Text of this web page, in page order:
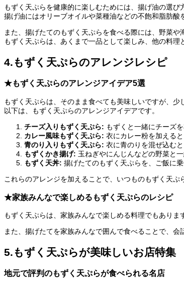
もずく天ぷらを健康的に楽しむためには、揚げ油の選び
揚げ油にはオリーブオイルや菜種油などの不飽和脂肪酸
また、揚げたてのもずく天ぷらを食べる際には、野菜
もずく天ぷらは、あくまで一品として楽しみ、他の料
4.もずく天ぷらのアレンジレシピ
★もずく天ぷらのアレンジアイデア5選
もずく天ぷらは、そのまま食べても美味しいですが、
以下は、もずく天ぷらのアレンジアイデアです。
チーズ入りもずく天ぷら: もずくと一緒にチーズ
カレー風味もずく天ぷら: 衣にカレー粉を加える
青のり入りもずく天ぷら: 衣に青のりを混ぜ込む
もずくかき揚げ: 玉ねぎやにんじんなどの野菜と
もずく天丼: 揚げたてのもずく天ぷらを、ご飯に
これらのアレンジを加えることで、いつものもずく天ぷ
★家族みんなで楽しめるもずく天ぷらのレシピ
もずく天ぷらは、家族みんなで楽しめる料理でもあり
また、揚げたてを家族みんなで囲んで食べることで、
5.もずく天ぷらが美味しいお店特集
地元で評判のもずく天ぷらが食べられる名店